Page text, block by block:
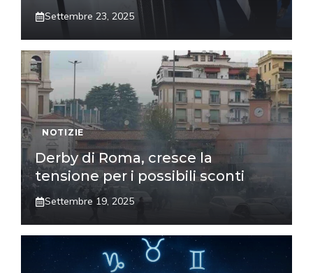
Settembre 23, 2025
NOTIZIE
Derby di Roma, cresce la
tensione per i possibili sconti
Settembre 19, 2025